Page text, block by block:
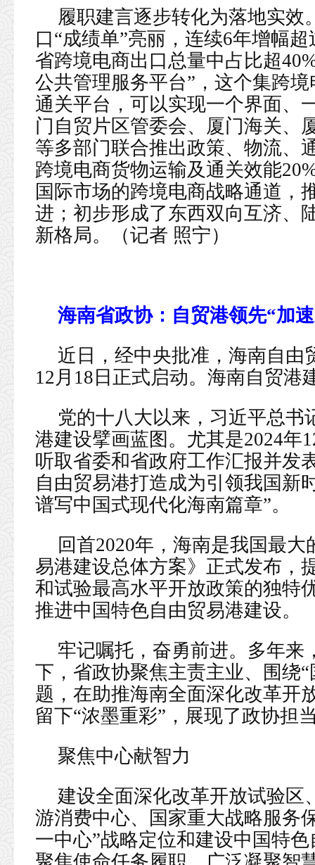
履职建言逐步转化为落地实效
口“成绩单”亮丽，连续6年增幅
省跨境电商出口总量中占比超
公共管理服务平台”，这个集跨
通关平台，可以实现一个界面、
门自贸片区管委会、厦门海关、
等多部门联合推出政策、物流、
跨境电商货物运输及通关效能
国际市场的跨境电商战略通道，
进；初步形成了东西双向互济、
新格局。（记者 照宁）
海南省政协：自贸港领先“加
近日，经中央批准，海南自由
12月18日正式启动。海南自贸港
党的十八大以来，习近平总书
港建设擘画蓝图。尤其是2024年
听取省委和省政府工作汇报并发
自由贸易港打造成为引领我国新
谱写中国式现代化海南篇章”。
回首2020年，海南是我国最
易港建设总体方案》正式发布，
和试验最高水平开放政策的独特
推进中国特色自由贸易港建设。
牢记嘱托，奋勇前进。多年来
下，省政协聚焦主责主业、围绕
题，在助推海南全面深化改革开
留下“浓墨重彩”，展现了政协担
聚焦中心献智力
建设全面深化改革开放试验区
游消费中心、国家重大战略服务
一中心”战略定位和建设中国特